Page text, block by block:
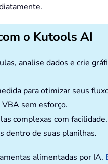
o Kutools AI
analise dados e crie
para otimizar seus
sem esforço.
complexas com facilidade.
dentro de suas planilhas.
alimentadas por IA.